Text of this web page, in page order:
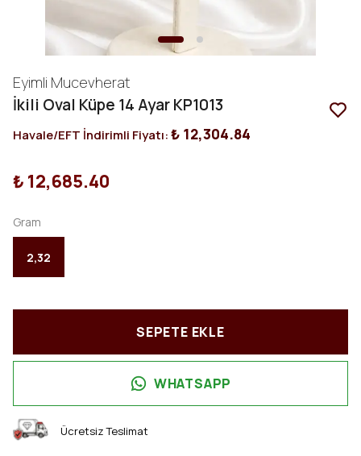
Eyimli Mucevherat
İkili Oval Küpe 14 Ayar KP1013
Havale/EFT İndirimli Fiyatı:₺ 12,304.84
₺ 12,685.40
Gram
2,32
SEPETE EKLE
WHATSAPP
Ücretsiz Teslimat